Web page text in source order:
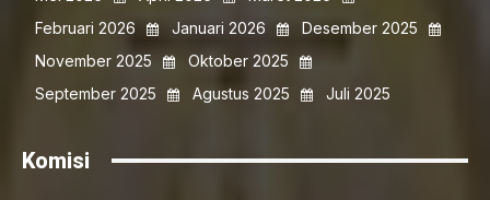
Februari 2026
Januari 2026
Desember 2025
November 2025
Oktober 2025
September 2025
Agustus 2025 Juli 2025
Komisi